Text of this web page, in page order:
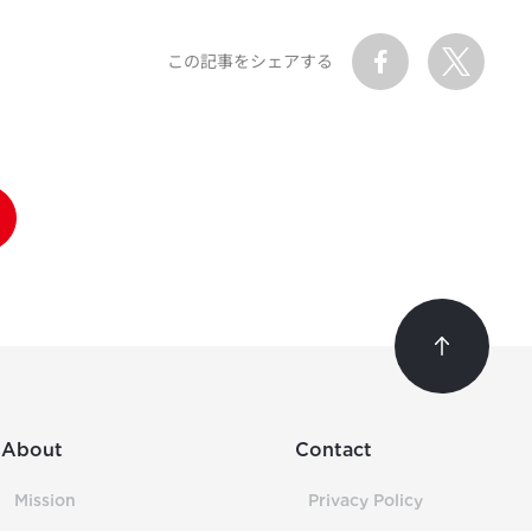
この記事をシェアする
About
Mission
Contact
Privacy Policy